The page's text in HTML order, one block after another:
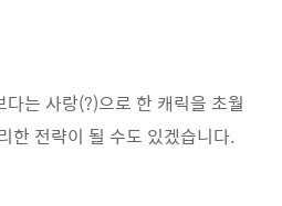
는 사랑(?)으로 한 캐릭을 초월
한 전략이 될 수도 있겠습니다.